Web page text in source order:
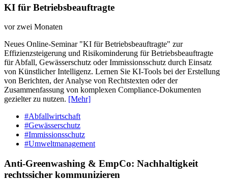
KI für Betriebsbeauftragte
vor zwei Monaten
Neues Online-Seminar "KI für Betriebsbeauftragte" zur
Effizienzsteigerung und Risikominderung für Betriebsbeauftragte
für Abfall, Gewässerschutz oder Immissionsschutz durch Einsatz
von Künstlicher Intelligenz. Lernen Sie KI-Tools bei der Erstellung
von Berichten, der Analyse von Rechtstexten oder der
Zusammenfassung von komplexen Compliance-Dokumenten
gezielter zu nutzen. [Mehr]
#Abfallwirtschaft
#Gewässerschutz
#Immissionsschutz
#Umweltmanagement
Anti-Greenwashing & EmpCo: Nachhaltigkeit
rechtssicher kommunizieren